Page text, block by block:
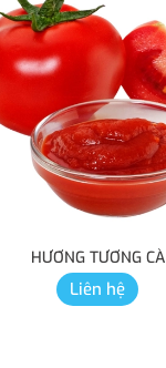
HƯƠNG TƯƠNG CÀ
Liên hệ